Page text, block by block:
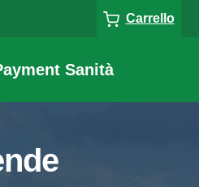
Carrello
Sanità